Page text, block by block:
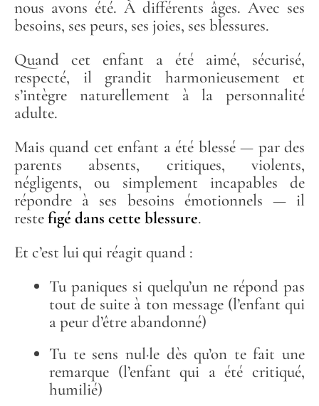
nous avons été. À différents âges. Avec ses
besoins, ses peurs, ses joies, ses blessures.
Quand cet enfant a été aimé, sécurisé,
respecté, il grandit harmonieusement et
s’intègre naturellement à la personnalité
adulte.
Mais quand cet enfant a été blessé — par des
parents absents, critiques, violents,
négligents, ou simplement incapables de
répondre à ses besoins émotionnels — il
restefigé dans cette blessure.
Et c’est lui qui réagit quand :
Tu paniques si quelqu’un ne répond pas
tout de suite à ton message (l’enfant qui
a peur d’être abandonné)
Tu te sens nul·le dès qu’on te fait une
remarque (l’enfant qui a été critiqué,
humilié)